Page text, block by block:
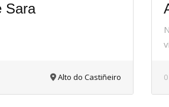
Sara
Alto do Castiñeiro